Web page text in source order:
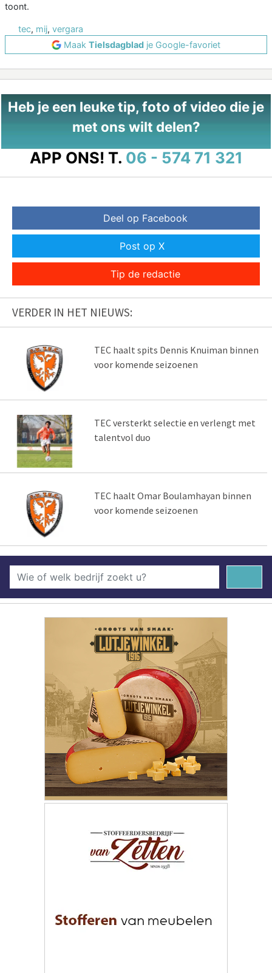
toont.
tec, mij, vergara
Maak Tielsdagblad je Google-favoriet
Heb je een leuke tip, foto of video die je
met ons wilt delen?
APP ONS! T. 06 - 574 71 321
Deel op Facebook
Post op X
Tip de redactie
VERDER IN HET NIEUWS:
TEC haalt spits Dennis Knuiman binnen
voor komende seizoenen
TEC versterkt selectie en verlengt met
talentvol duo
TEC haalt Omar Boulamhayan binnen
voor komende seizoenen